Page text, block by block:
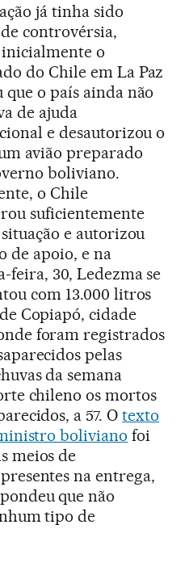
já tinha sido
controvérsia,
o
do Chile em La Paz
o país ainda não
de ajuda
e desautorizou o
avião preparado
boliviano.
o Chile
suficientemente
e autorizou
de apoio, e na
feira, 30, Ledezma se
com 13.000 litros
Copiapó, cidade
foram registrados
pelas
da semana
chileno os mortos
a 57. Otexto
boliviano foi
meios de
na entrega,
que não
tipo de